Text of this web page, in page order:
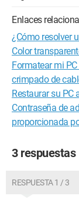
Enlaces
¿Cómo resolver
Color
Formatear mi
crimpado de
Restaurar su PC
Contraseña de
proporcionada
3 respuestas
RESPUESTA 1 / 3